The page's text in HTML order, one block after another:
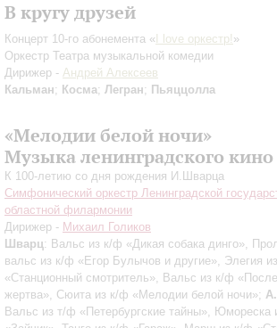
В кругу друзей
Концерт 10-го абонемента « I love оркестр! »
Оркестр Театра музыкальной комедии
Дирижер - Андрей Алексеев
Кальман; Косма; Легран; Пьяццолла
«Мелодии белой ночи»
Музыка ленинградского кино
К 100-летию со дня рождения И.Шварца
Симфонический оркестр Ленинградской
областной филармонии
Дирижер - Михаил Голиков
Шварц: Вальс из к/ф «Дикая собака динго»,
вальс из к/ф «Егор Булычов и другие», Элегия
«Станционный смотритель», Вальс из к/ф
жертва», Сюита из к/ф «Мелодии белой ночи»;
Вальс из т/ф «Петербургские тайны», Юмореска